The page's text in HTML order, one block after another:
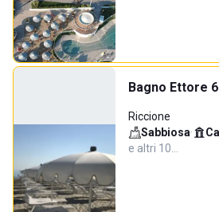
Bagno Ettore
Riccione
Sabbiosa·
e altri 10…